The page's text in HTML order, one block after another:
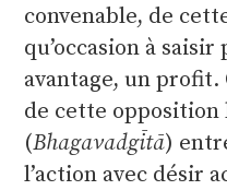
convenable, de
qu’occasion à
avantage, un
de cette
(Bhagavadgītā)
l’action avec désir